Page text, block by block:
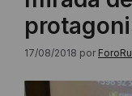
17/08/2018 por